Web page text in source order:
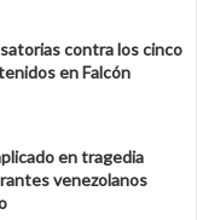
contra los cinco
en Falcón
en tragedia
venezolanos